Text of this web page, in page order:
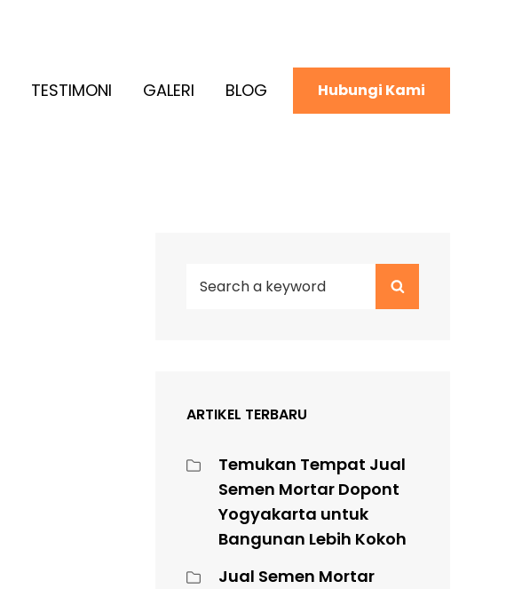
TESTIMONI GALERI BLOG Hubungi Kami
Search
ARTIKEL TERBARU
Temukan Tempat Jual
Semen Mortar Dopont
Yogyakarta untuk
Bangunan Lebih Kokoh
Jual Semen Mortar